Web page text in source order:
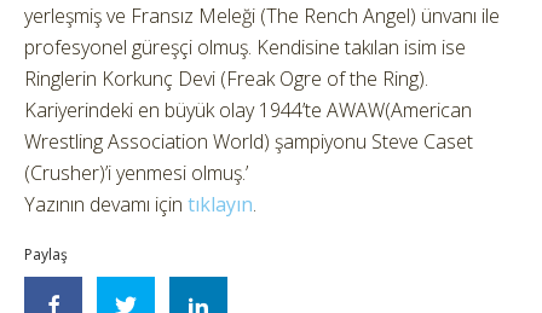
yerleşmiş ve Fransız Meleği (The Rench Angel) ünvanı ile
profesyonel güreşçi olmuş. Kendisine takılan isim ise
Ringlerin Korkunç Devi (Freak Ogre of the Ring).
Kariyerindeki en büyük olay 1944’te AWAW(American
Wrestling Association World) şampiyonu Steve Caset
(Crusher)’i yenmesi olmuş.’
Yazının devamı için tıklayın.
Paylaş